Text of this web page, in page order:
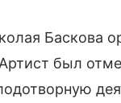
Баскова
был